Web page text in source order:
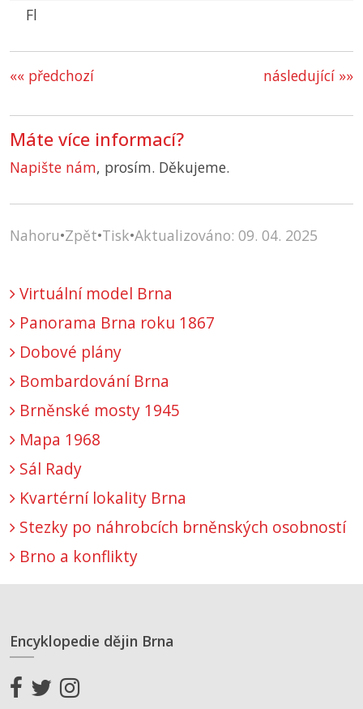
Fl
«« předchozí následující »»
Máte více informací?
Napište nám, prosím. Děkujeme.
Nahoru•Zpět•Tisk•Aktualizováno: 09. 04. 2025
Virtuální model Brna
Panorama Brna roku 1867
Dobové plány
Bombardování Brna
Brněnské mosty 1945
Mapa 1968
Sál Rady
Kvartérní lokality Brna
Stezky po náhrobcích brněnských osobností
Brno a konflikty
Encyklopedie dějin Brna